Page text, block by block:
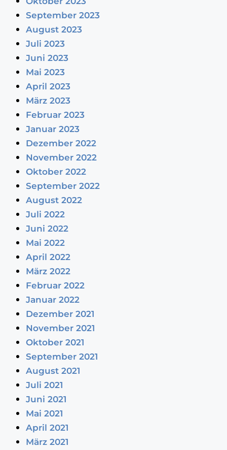
September 2023
August 2023
Juli 2023
Juni 2023
Mai 2023
April 2023
März 2023
Februar 2023
Januar 2023
Dezember 2022
November 2022
Oktober 2022
September 2022
August 2022
Juli 2022
Juni 2022
Mai 2022
April 2022
März 2022
Februar 2022
Januar 2022
Dezember 2021
November 2021
Oktober 2021
September 2021
August 2021
Juli 2021
Juni 2021
Mai 2021
April 2021
März 2021